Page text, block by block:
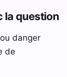
la question
danger
de